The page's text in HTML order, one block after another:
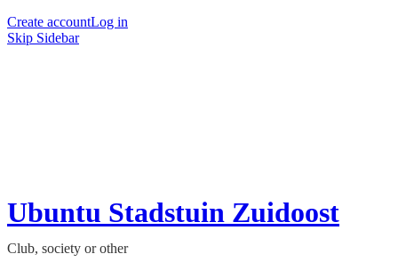
Create accountLog in
Skip Sidebar
Ubuntu Stadstuin Zuidoost
Club, society or other